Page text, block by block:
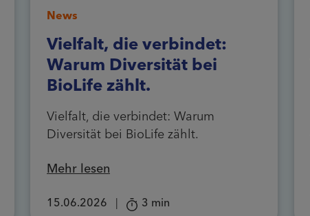
News
Vielfalt, die verbindet:
Warum Diversität bei
BioLife zählt.
Vielfalt, die verbindet: Warum
Diversität bei BioLife zählt.
Mehr lesen
15.06.2026 3 min